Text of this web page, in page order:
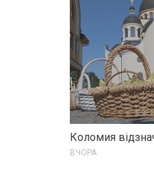
Коломия
ВЧОРА